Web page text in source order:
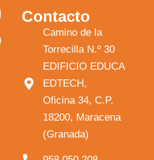
Contacto
Camino de la
Torrecilla N.º 30
EDIFICIO EDUCA
EDTECH,
Oficina 34, C.P.
18200, Maracena
(Granada)